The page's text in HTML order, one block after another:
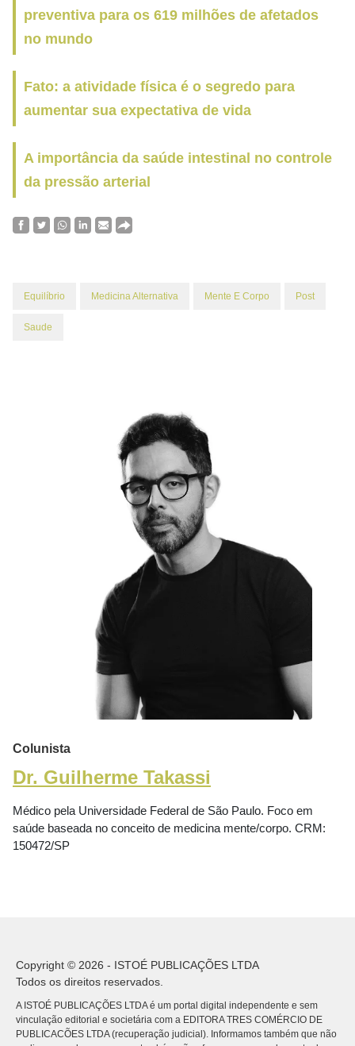
Colunista
Dr. Guilherme Takassi
Médico pela Universidade Federal de São Paulo. Foco em
saúde baseada no conceito de medicina mente/corpo. CRM:
150472/SP
preventiva para os 619 milhões de afetados
no mundo
Fato: a atividade física é o segredo para
aumentar sua expectativa de vida
A importância da saúde intestinal no controle
da pressão arterial
Equilíbrio Medicina Alternativa Mente E Corpo Post
Saude
Copyright © 2026 - ISTOÉ PUBLICAÇÕES LTDA
Todos os direitos reservados.
A ISTOÉ PUBLICAÇÕES LTDA é um portal digital independente e sem
vinculação editorial e societária com a EDITORA TRES COMÉRCIO DE
PUBLICACÕES LTDA (recuperação judicial). Informamos também que não